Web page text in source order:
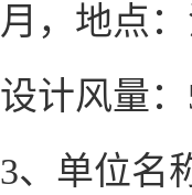
月，地点
设计风量：
3、单位名